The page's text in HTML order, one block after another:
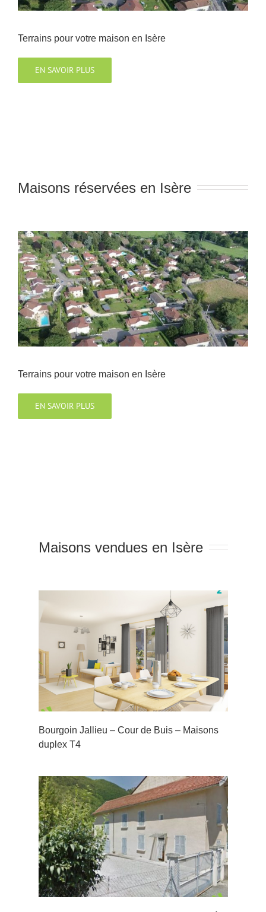
Terrains pour votre maison en Isère
EN SAVOIR PLUS
Maisons réservées en Isère
Terrains pour votre maison en Isère
EN SAVOIR PLUS
Maisons vendues en Isère
Bourgoin Jallieu – Cour de Buis – Maisons
duplex T4